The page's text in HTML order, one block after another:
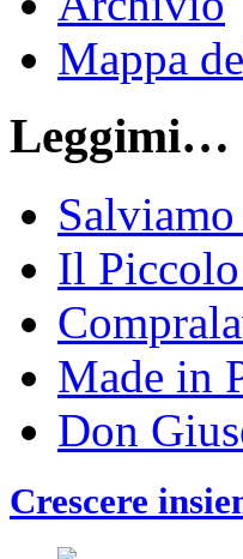
Mappa
Leggimi…
Il
Made in
Don
Crescere